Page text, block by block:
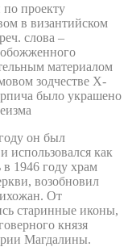
проекту
в византийском
слова –
обожженного
материалом
зодчестве X-
было украшено
он был
использовался как
1946 году храм
возобновил
От
старинные иконы,
князя
Магдалины.